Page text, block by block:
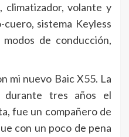
climatizador, volante y
sistema Keyless
de conducción,
mi nuevo Baic X55. La
durante tres años el
fue un compañero de
con un poco de pena